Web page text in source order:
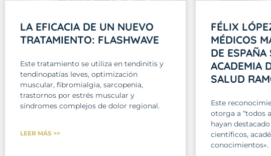
LA EFICACIA DE UN NUEVO
TRATAMIENTO: FLASHWAVE
Este tratamiento se utiliza en tendinitis y
tendinopatías leves, optimización
muscular, fibromialgia, sarcopenia,
trastornos por estrés muscular y
síndromes complejos de dolor regional.
LEER MÁS >>
FÉLIX
MÉDICOS
DE
ACADEMIA
SALUD
Este
otorga a “todos
hayan
científicos,
conocimientos».